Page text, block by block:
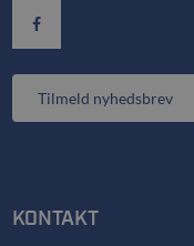
Tilmeld nyhedsbrev
KONTAKT